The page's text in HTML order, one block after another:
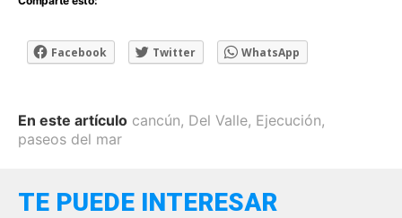
Facebook Twitter WhatsApp
En este artículo cancún, Del Valle, Ejecución,
paseos del mar
TE PUEDE INTERESAR